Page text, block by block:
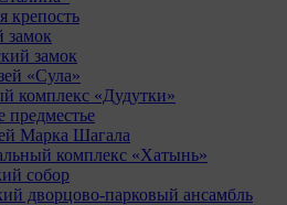
крепость
замок
замок
«Сула»
комплекс «Дудутки»
предместье
Марка Шагала
комплекс «Хатынь»
собор
дворцово-парковый ансамбль